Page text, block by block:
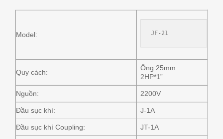
Model: JF-21
Quy cách:
Ống 25mm
2HP*1”
Nguồn: 2200V
Đầu sục khí: J-1A
Đầu sục khí Coupling: JT-1A